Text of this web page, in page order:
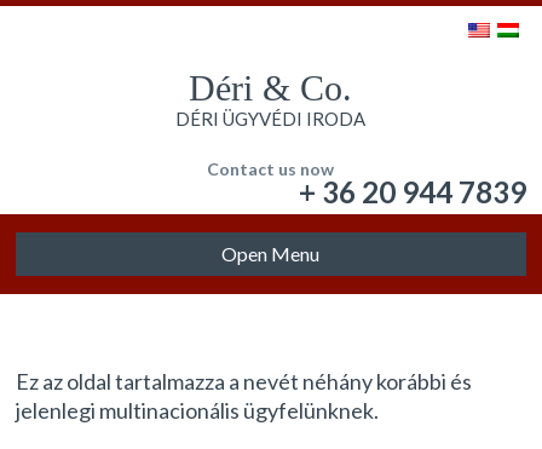
Déri & Co.
DÉRI ÜGYVÉDI IRODA
Contact us now
+ 36 20 944 7839
Open Menu
Ez az oldal tartalmazza a nevét néhány korábbi és
jelenlegi multinacionális ügyfelünknek.